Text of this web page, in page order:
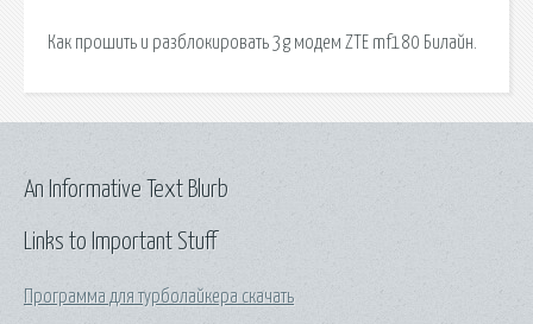
Как прошить и разблокировать 3g модем ZTE mf180 Билайн.
Links to Important Stuff
Программа для турболайкера скачать
An Informative Text Blurb